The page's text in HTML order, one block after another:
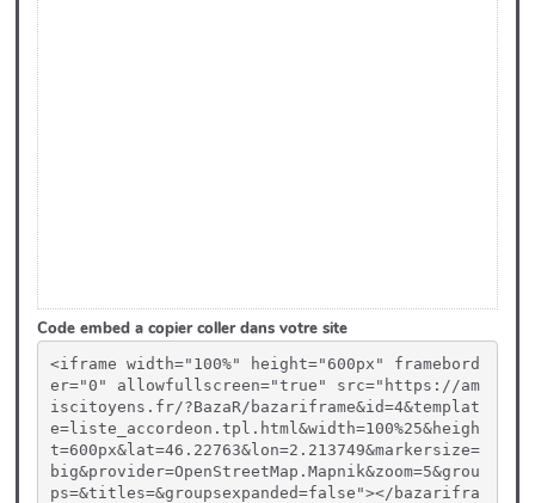
Code embed a copier coller dans votre site
<iframe width="100%" height="600px" framebord
er="0" allowfullscreen="true" src="https://am
iscitoyens.fr/?BazaR/bazariframe&id=4&templat
e=liste_accordeon.tpl.html&width=100%25&heigh
t=600px&lat=46.22763&lon=2.213749&markersize=
big&provider=OpenStreetMap.Mapnik&zoom=5&grou
ps=&titles=&groupsexpanded=false"></bazarifra